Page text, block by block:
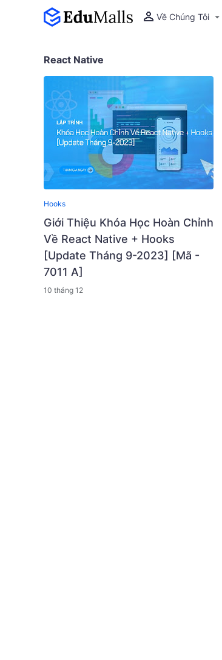
Về Chúng Tôi
React Native
Hooks
Giới Thiệu Khóa Học Hoàn Chỉnh
Về React Native + Hooks
[Update Tháng 9-2023] [Mã -
7011 A]
10 tháng 12